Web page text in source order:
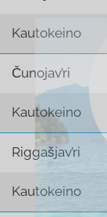
Kautokeino
Čunojav’ri
Kautokeino
Riggašjav’ri
Kautokeino